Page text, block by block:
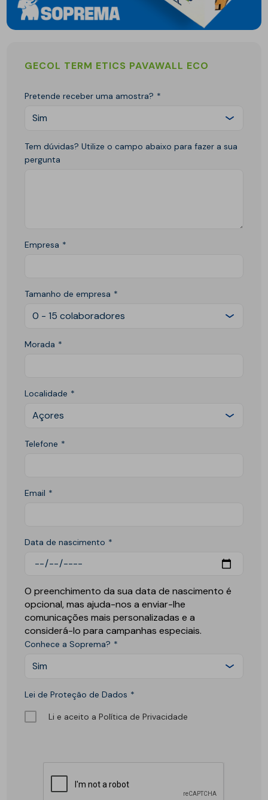
GECOL TERM ETICS PAVAWALL ECO
Pretende receber uma amostra?
Sim
Tem dúvidas? Utilize o campo abaixo para fazer a sua
pergunta
Empresa
Tamanho de empresa
0 - 15 colaboradores
Morada
Localidade
Açores
Telefone
Email
Data de nascimento
O preenchimento da sua data de nascimento é
opcional, mas ajuda-nos a enviar-lhe
comunicações mais personalizadas e a
considerá-lo para campanhas especiais.
Conhece a Soprema?
Sim
Lei de Proteção de Dados
Li e aceito a Política de Privacidade